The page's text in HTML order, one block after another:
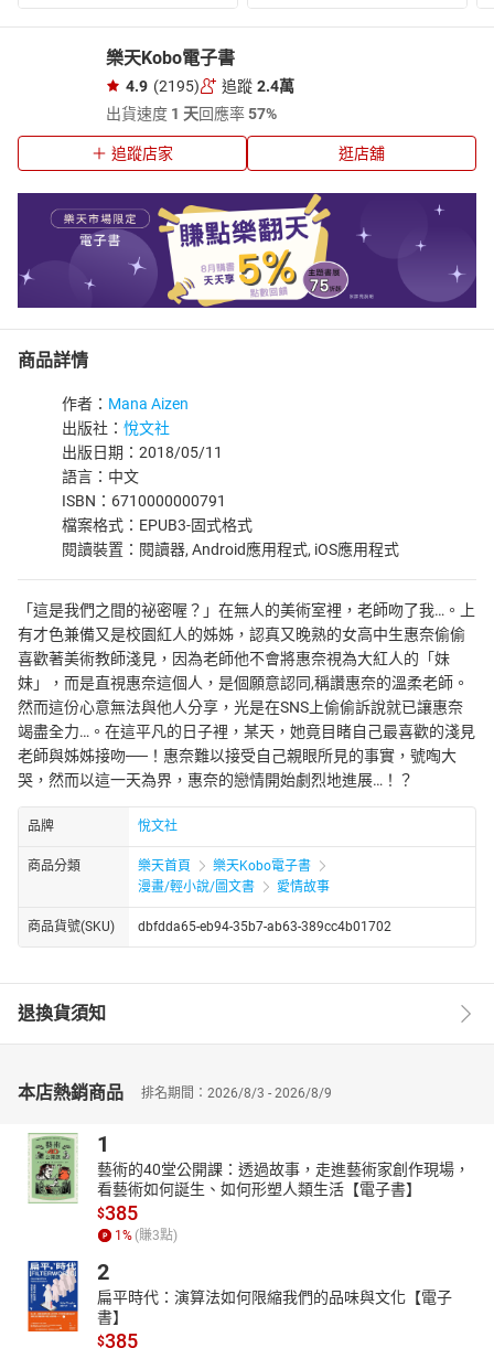
樂天Kobo電子書
4.9 (2195) 追蹤 2.4萬
出貨速度 1 天回應率57%
追蹤店家 逛店舖
商品詳情
作者： Mana Aizen
出版社： 悅文社
出版日期：2018/05/11
語言：中文
ISBN：6710000000791
檔案格式：EPUB3-固式格式
閱讀裝置：閱讀器, Android應用程式, iOS應用程式
「這是我們之間的祕密喔？」在無人的美術室裡，老師吻了我…。上
有才色兼備又是校園紅人的姊姊，認真又晚熟的女高中生惠奈偷偷
喜歡著美術教師淺見，因為老師他不會將惠奈視為大紅人的「妹
妹」，而是直視惠奈這個人，是個願意認同,稱讚惠奈的溫柔老師。
然而這份心意無法與他人分享，光是在SNS上偷偷訴說就已讓惠奈
竭盡全力…。在這平凡的日子裡，某天，她竟目睹自己最喜歡的淺見
老師與姊姊接吻──！惠奈難以接受自己親眼所見的事實，號啕大
哭，然而以這一天為界，惠奈的戀情開始劇烈地進展…！？
品牌 悅文社
商品分類 樂天首頁
樂天Kobo電子書
漫畫/輕小說/圖文書
愛情故事
商品貨號(SKU) dbfdda65-eb94-35b7-ab63-389cc4b01702
退換貨須知
本店熱銷商品 排名期間：2026/8/3 - 2026/8/9
1
藝術的40堂公開課：透過故事，走進藝術家創作現場，
看藝術如何誕生、如何形塑人類生活【電子書】
$385
1% (賺3點)
2
扁平時代：演算法如何限縮我們的品味與文化【電子
書】
$385